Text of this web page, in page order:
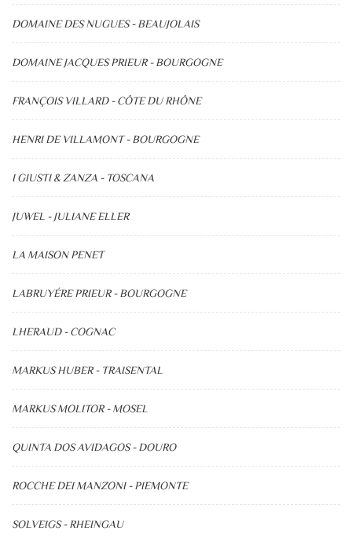
DOMAINE DES NUGUES - BEAUJOLAIS
DOMAINE JACQUES PRIEUR - BOURGOGNE
FRANÇOIS VILLARD - CÔTE DU RHÔNE
HENRI DE VILLAMONT - BOURGOGNE
I GIUSTI & ZANZA - TOSCANA
JUWEL - JULIANE ELLER
LA MAISON PENET
LABRUYÉRE PRIEUR - BOURGOGNE
LHERAUD - COGNAC
MARKUS HUBER - TRAISENTAL
MARKUS MOLITOR - MOSEL
QUINTA DOS AVIDAGOS - DOURO
ROCCHE DEI MANZONI - PIEMONTE
SOLVEIGS - RHEINGAU